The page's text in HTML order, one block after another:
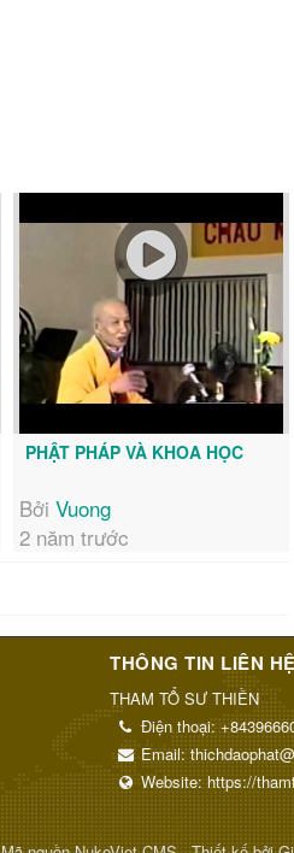
PHẬT PHÁP VÀ KHOA HỌC
Bởi Vuong
2 năm trước
THÔNG TIN LIÊN HỆ
THAM TỔ SƯ THIỀN
Điện thoại:
Email:
Website:https://